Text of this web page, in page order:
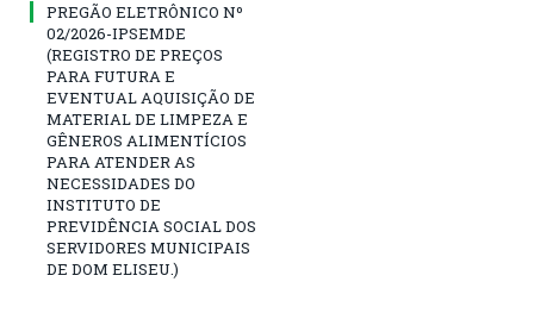
PREGÃO ELETRÔNICO Nº
02/2026-IPSEMDE
(REGISTRO DE PREÇOS
PARA FUTURA E
EVENTUAL AQUISIÇÃO DE
MATERIAL DE LIMPEZA E
GÊNEROS ALIMENTÍCIOS
PARA ATENDER AS
NECESSIDADES DO
INSTITUTO DE
PREVIDÊNCIA SOCIAL DOS
SERVIDORES MUNICIPAIS
DE DOM ELISEU.)